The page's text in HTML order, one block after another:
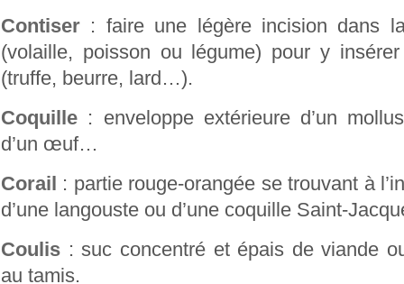
Contiser : faire une légère incision dans
(volaille, poisson ou légume) pour y
(truffe, beurre, lard…).
Coquille : enveloppe extérieure d’un
d’un œuf…
Corail : partie rouge-orangée se trouvant à
d’une langouste ou d’une coquille Saint-
Coulis : suc concentré et épais de viande
au tamis.